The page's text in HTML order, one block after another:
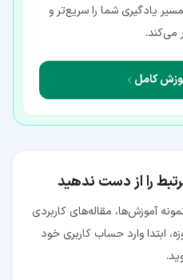
یادگیری شما را سریع‌تر و
می‌کند.
کامل
را از دست ندهید
آموزش‌ها، مقاله‌های کاربردی
ابتدا وارد حساب کاربری خود